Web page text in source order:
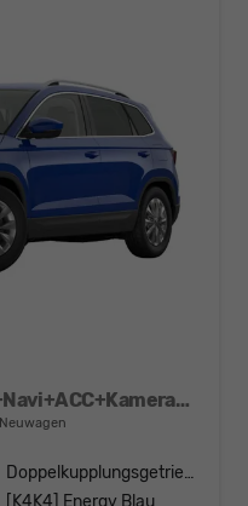
Selection 150PS DSG AHK+Navi+ACC+Kamera+Kessy+Sitzheizung+GV5+Ambiente
Neuwagen
Doppelkupplungsgetriebe (DSG)